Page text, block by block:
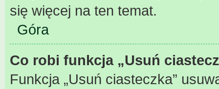
się więcej na ten temat.
Góra
Co robi funkcja „Usuń
Funkcja „Usuń ciasteczka”